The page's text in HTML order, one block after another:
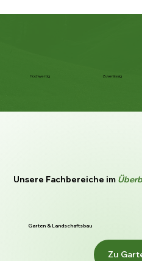
Hochwertig Zuverlässig
Unsere Fachbereiche im
Garten & Landschaftsbau
Zu